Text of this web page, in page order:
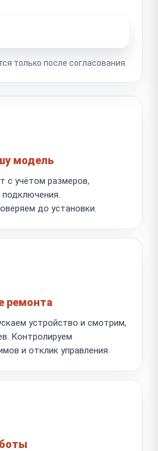
только после согласования.
модель
с учётом размеров,
до установки.
ремонта
устройство и смотрим,
Контролируем
и отклик управления.